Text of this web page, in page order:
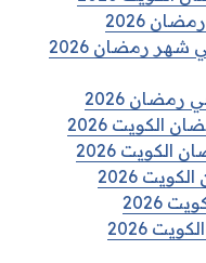
توقيت الحصص المدرسية في شهر رمضان 2026
2026
2026
2026
2026
2026
2026